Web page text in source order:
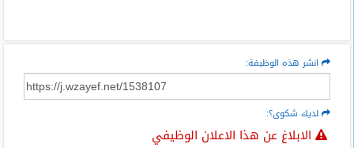
انشر هذه الوظيفة:
لديك شكوى؟:
الابلاغ عن هذا الاعلان الوظيفي